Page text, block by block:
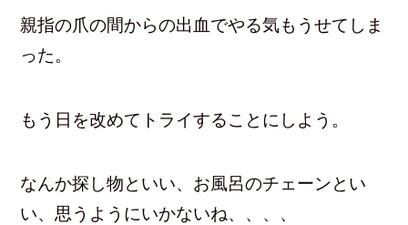
親指の爪の間からの出血でやる気もうせてしま
った。
もう日を改めてトライすることにしよう。
なんか探し物といい、お風呂のチェーンとい
い、思うようにいかないね、、、、